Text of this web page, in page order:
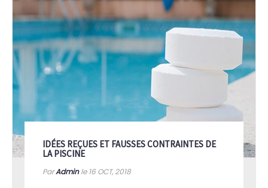
IDÉES REÇUES ET FAUSSES CONTRAINTES DE
LA PISCINE
ParAdminle 16 OCT, 2018